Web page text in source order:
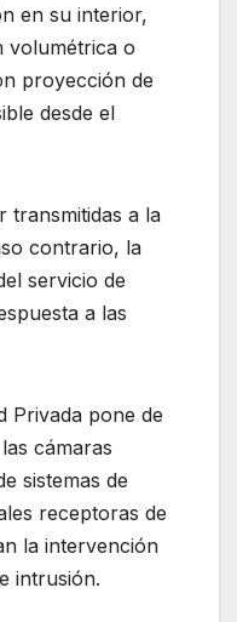
en su interior,
volumétrica o
proyección de
desde el
transmitidas a la
contrario, la
servicio de
a las
Privada pone de
cámaras
sistemas de
receptoras de
la intervención
intrusión.